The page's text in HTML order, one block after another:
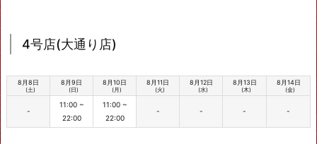
4号店(大通り店)
8月8日
(土)
8月9日
(日)
8月10日
(月)
8月11日
(火)
8月12日
(水)
8月13日
(木)
8月14日
(金)
-
11:00 ~
22:00
11:00 ~
22:00
- - - -